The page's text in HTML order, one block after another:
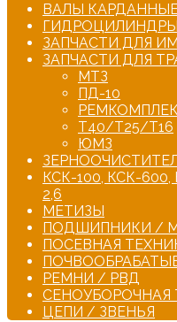
ВАЛЫ
ГИДРОЦИЛИНДРЫ
ЗАПЧАСТИ ДЛЯ
ЗАПЧАСТИ ДЛЯ
МТЗ
ПД-10
Т40/Т25/Т16
ЮМЗ
КСК-100, КСК-
2,6
МЕТИЗЫ
ПОДШИПНИКИ /
ПОСЕВНАЯ
РЕМНИ / РВД
СЕНОУБОРОЧНАЯ
ЦЕПИ / ЗВЕНЬЯ